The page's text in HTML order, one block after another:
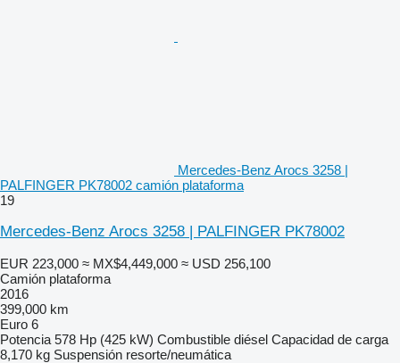
Mercedes-Benz Arocs 3258 |
PALFINGER PK78002 camión plataforma
19
Mercedes-Benz Arocs 3258 | PALFINGER PK78002
EUR 223,000 ≈ MX$4,449,000 ≈ USD 256,100
Camión plataforma
2016
399,000 km
Euro 6
Potencia 578 Hp (425 kW) Combustible diésel Capacidad de carga
8,170 kg Suspensión resorte/neumática